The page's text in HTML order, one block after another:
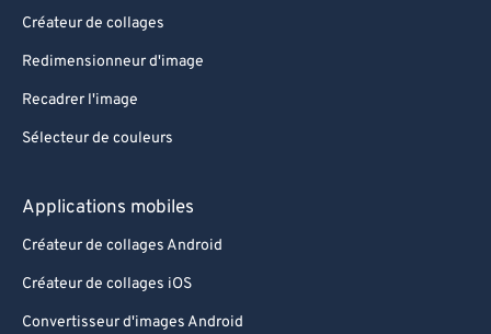
Créateur de collages
Redimensionneur d'image
Recadrer l'image
Sélecteur de couleurs
Applications mobiles
Créateur de collages Android
Créateur de collages iOS
Convertisseur d'images Android